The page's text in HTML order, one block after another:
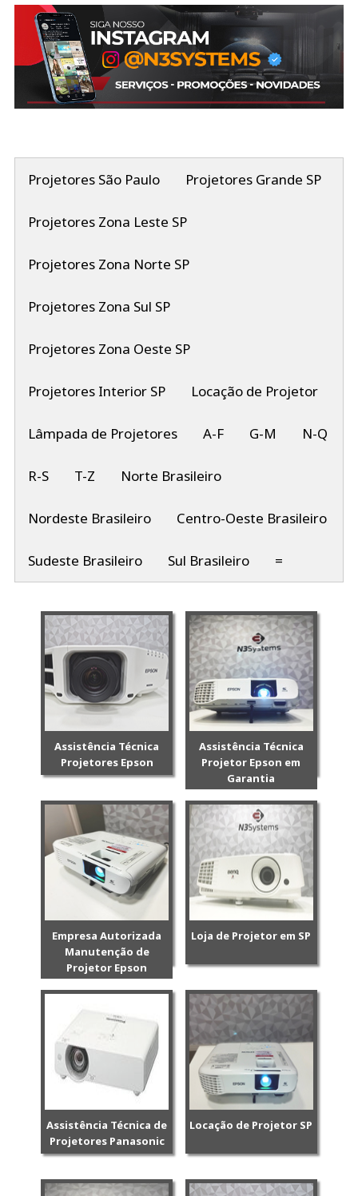
Projetores São Paulo Projetores Grande SP
Projetores Zona Leste SP
Projetores Zona Norte SP
Projetores Zona Sul SP
Projetores Zona Oeste SP
Projetores Interior SP Locação de Projetor
Lâmpada de Projetores A-F G-M N-Q
R-S T-Z Norte Brasileiro
Nordeste Brasileiro Centro-Oeste Brasileiro
Sudeste Brasileiro Sul Brasileiro =
Assistência Técnica
Projetores Epson
Assistência Técnica
Projetor Epson em
Garantia
Empresa Autorizada
Manutenção de
Projetor Epson
Loja de Projetor em SP
Assistência Técnica de
Projetores Panasonic
Locação de Projetor SP